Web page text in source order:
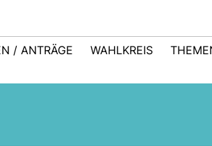
/ ANTRÄGE WAHLKREIS